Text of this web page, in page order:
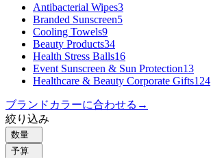
Antibacterial Wipes3
Branded Sunscreen5
Cooling Towels9
Beauty Products34
Health Stress Balls16
Event Sunscreen & Sun Protection13
Healthcare & Beauty Corporate Gifts124
ブランドカラーに合わせる →
絞り込み
数量
予算